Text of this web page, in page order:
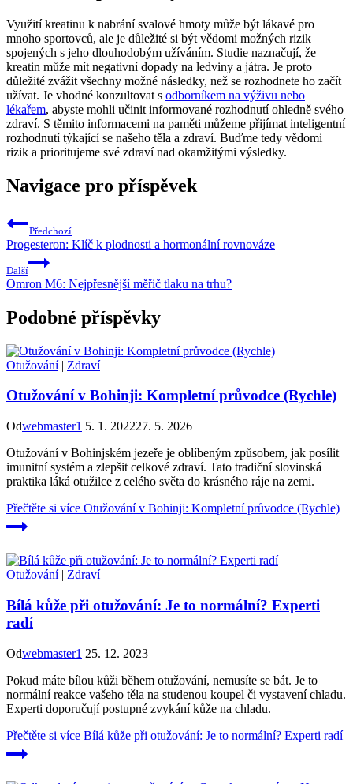
Využití kreatinu k nabrání svalové hmoty může být lákavé pro
mnoho sportovců, ale je důležité si být vědomi možných rizik
spojených s jeho dlouhodobým užíváním. Studie naznačují, že
kreatin může mít negativní dopady na ledviny a játra. Je proto
důležité zvážit všechny možné následky, než se rozhodnete ho začít
užívat. Je vhodné konzultovat s odborníkem na výživu nebo
lékařem, abyste mohli učinit informované rozhodnutí ohledně svého
zdraví. S těmito informacemi na paměti můžeme přijímat inteligentní
rozhodnutí týkající se našeho těla a zdraví. Buďme tedy vědomi
rizik a prioritujeme své zdraví nad okamžitými výsledky.
Navigace pro příspěvek
Předchozí
Progesteron: Klíč k plodnosti a hormonální rovnováze
Další
Omron M6: Nejpřesnější měřič tlaku na trhu?
Podobné příspěvky
Otužování| Zdraví
Otužování v Bohinji: Kompletní průvodce (Rychle)
Odwebmaster1 5. 1. 202227. 5. 2026
Otužování v Bohinjském jezeře je oblíbeným způsobem, jak posílit
imunitní systém a zlepšit celkové zdraví. Tato tradiční slovinská
praktika láká otužilce z celého světa do krásného ráje na zemi.
Přečtěte si více Otužování v Bohinji: Kompletní průvodce (Rychle)
Otužování| Zdraví
Bílá kůže při otužování: Je to normální? Experti
radí
Odwebmaster1 25. 12. 2023
Pokud máte bílou kůži během otužování, nemusíte se bát. Je to
normální reakce vašeho těla na studenou koupel či vystavení chladu.
Experti doporučují postupné zvykání kůže na chladu.
Přečtěte si více Bílá kůže při otužování: Je to normální? Experti radí